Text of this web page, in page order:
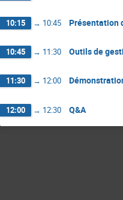
10:15 → 10:45 Présentation
10:45 → 11:30 Outils de
11:30 → 12:00
12:00 → 12:30 Q&A